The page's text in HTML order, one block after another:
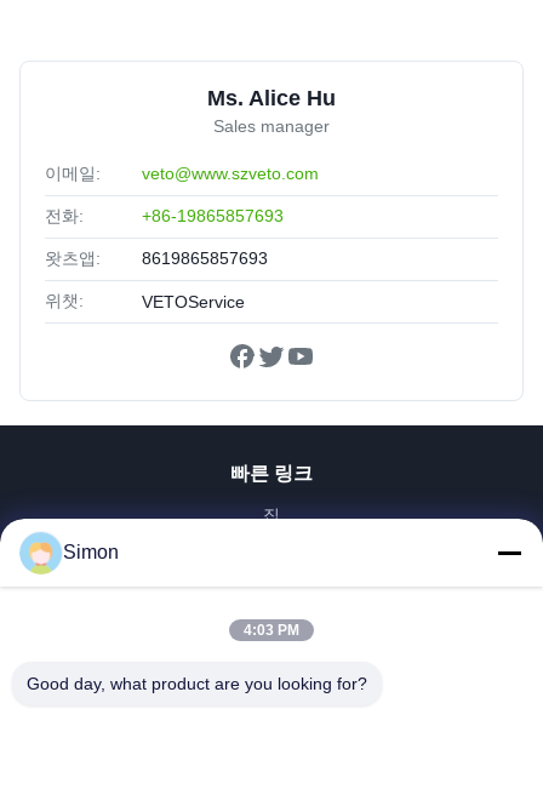
Ms. Alice Hu
Sales manager
이메일: veto@www.szveto.com
전화: +86-19865857693
왓츠앱: 8619865857693
위챗: VETOService
빠른 링크
집
비디오
우리 에 관한 것
품질 관리
Simon
4:03 PM
Good day, what product are you looking for?